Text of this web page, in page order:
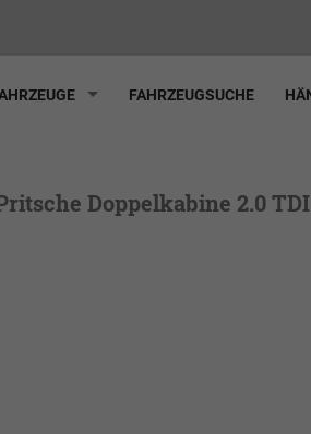
FAHRZEUGSUCHE
Doppelkabine 2.0